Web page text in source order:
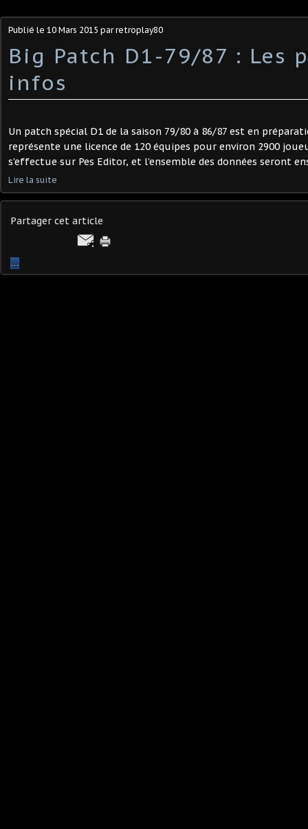
Publié le 10 Mars 2015 par retroplay80
Big Patch D1-79/87 : Les
infos
Un patch spécial D1 de la saison 79/80 à 86/87 est en
représente une licence de 120 équipes pour environ 2900
s'effectue sur Pes Editor, et l'ensemble des données seront
Lire la suite
Partager cet article
…